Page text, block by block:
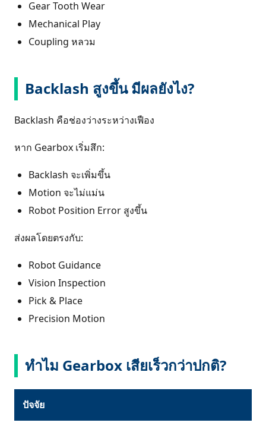
Gear Tooth Wear
Mechanical Play
Coupling หลวม
Backlash สูงขึ้น มีผลยังไง?
Backlash คือช่องว่างระหว่างเฟือง
หาก Gearbox เริ่มสึก:
Backlash จะเพิ่มขึ้น
Motion จะไม่แม่น
Robot Position Error สูงขึ้น
ส่งผลโดยตรงกับ:
Robot Guidance
Vision Inspection
Pick & Place
Precision Motion
ทำไม Gearbox เสียเร็วกว่าปกติ?
ปัจจัย